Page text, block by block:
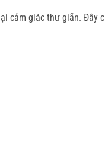
cảm giác thư giãn. Đây